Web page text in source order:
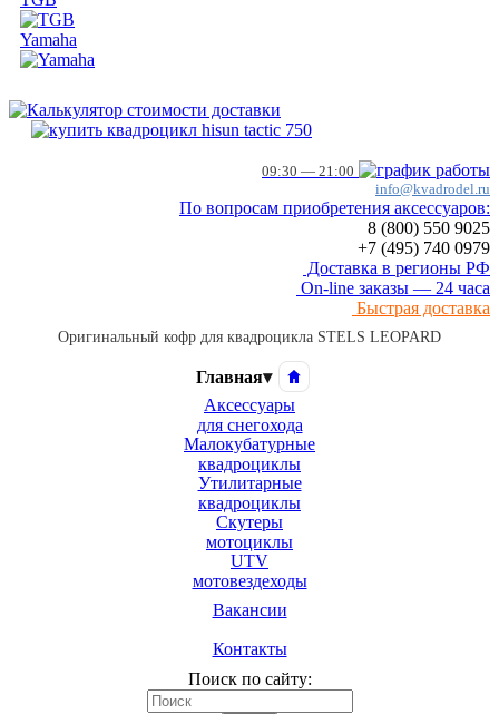
Yamaha
09:30 — 21:00
info@kvadrodel.ru
По вопросам приобретения аксессуаров:
8 (800) 550 9025
+7 (495) 740 0979
Доставка в регионы РФ
On-line заказы — 24 часа
Быстрая доставка
Оригинальный кофр для квадроцикла STELS LEOPARD
Главная▾
Аксессуары
для снегохода
Малокубатурные
квадроциклы
Утилитарные
квадроциклы
Скутеры
мотоциклы
UTV
мотовездеходы
Вакансии
Контакты
Поиск по сайту: